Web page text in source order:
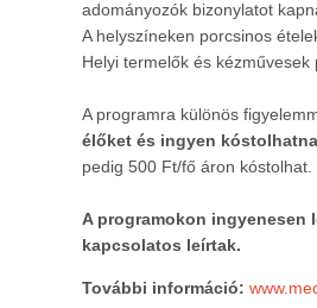
adományozók bizonylatot
A helyszíneken porcsinos
Helyi termelők és
A programra különös
élőket és ingyen
pedig 500 Ft/fő áron kóstolhat.
A programokon ingyenesen
kapcsolatos leírtak.
További információ: